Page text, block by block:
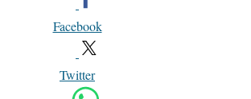
Facebook
Twitter